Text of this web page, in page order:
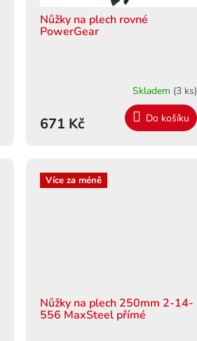
Nůžky na plech rovné
PowerGear
Skladem (3 ks)
671 Kč Do košíku
Více za méně
Nůžky na plech 250mm 2-14-
556 MaxSteel přímé